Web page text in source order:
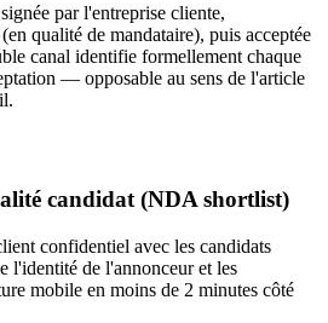
par l'entreprise cliente,
qualité de mandataire), puis acceptée
canal identifie formellement chaque
— opposable au sens de l'article
candidat (NDA shortlist)
confidentiel avec les candidats
l'identité de l'annonceur et les
mobile en moins de 2 minutes côté